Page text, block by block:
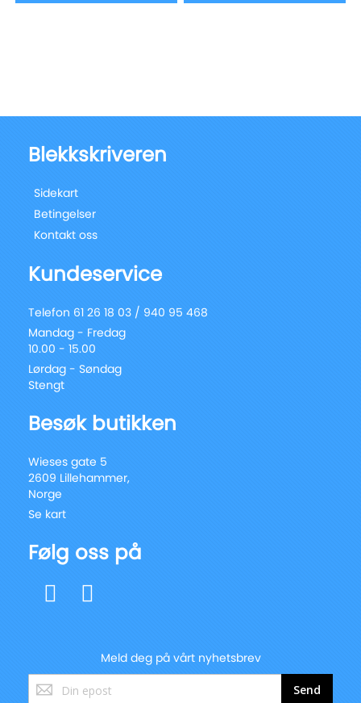
Blekkskriveren
Sidekart
Betingelser
Kontakt oss
Kundeservice
Telefon 61 26 18 03 / 940 95 468
Mandag - Fredag
10.00 - 15.00
Lørdag - Søndag
Stengt
Besøk butikken
Wieses gate 5
2609 Lillehammer,
Norge
Se kart
Følg oss på
Meld deg på vårt nyhetsbrev
Registrer
deg
Send